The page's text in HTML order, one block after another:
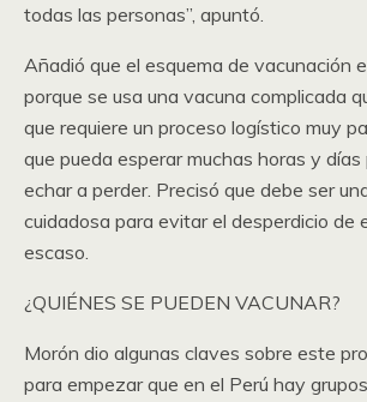
todas las personas”, apuntó.
Añadió que el esquema de vacunación
porque se usa una vacuna complicada
que requiere un proceso logístico muy
que pueda esperar muchas horas y días
echar a perder. Precisó que debe ser
cuidadosa para evitar el desperdicio de
escaso.
¿QUIÉNES SE PUEDEN VACUNAR?
Morón dio algunas claves sobre este
para empezar que en el Perú hay